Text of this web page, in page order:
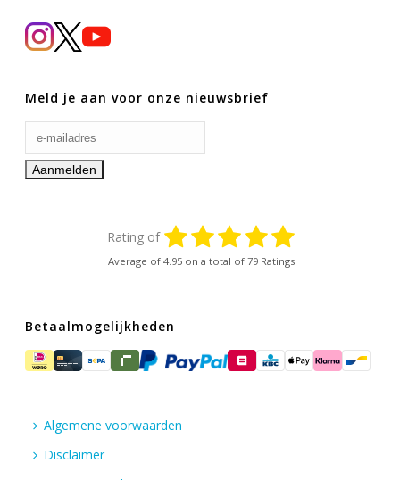
Meld je aan voor onze nieuwsbrief
Rating of
Average of 4.95 on a total of 79 Ratings
Betaalmogelijkheden
Algemene voorwaarden
Disclaimer